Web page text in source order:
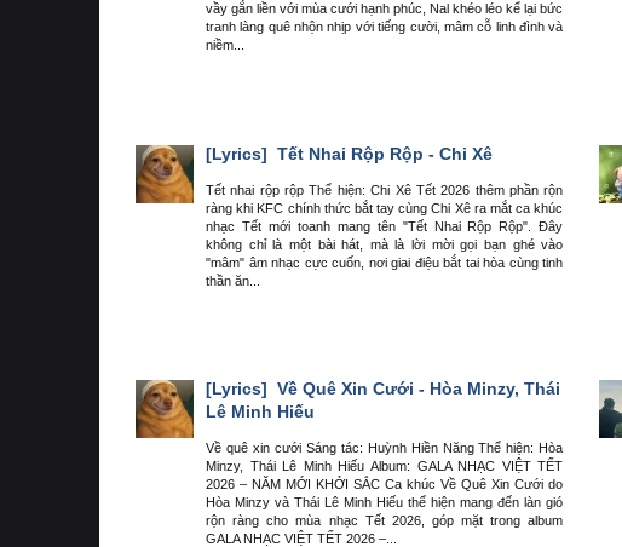
vầy gắn liền với mùa cưới hạnh phúc, Nal khéo léo kể lại bức
tranh làng quê nhộn nhịp với tiếng cười, mâm cỗ linh đình và
niềm...
[Lyrics] Tết Nhai Rộp Rộp - Chi Xê
Tết nhai rộp rộp Thể hiện: Chi Xê Tết 2026 thêm phần rộn
ràng khi KFC chính thức bắt tay cùng Chi Xê ra mắt ca khúc
nhạc Tết mới toanh mang tên "Tết Nhai Rộp Rộp". Đây
không chỉ là một bài hát, mà là lời mời gọi bạn ghé vào
"mâm" âm nhạc cực cuốn, nơi giai điệu bắt tai hòa cùng tinh
thần ăn...
[Lyrics] Về Quê Xin Cưới - Hòa Minzy, Thái
Lê Minh Hiếu
Về quê xin cưới Sáng tác: Huỳnh Hiền Năng Thể hiện: Hòa
Minzy, Thái Lê Minh Hiếu Album: GALA NHẠC VIỆT TẾT
2026 – NĂM MỚI KHỞI SẮC Ca khúc Về Quê Xin Cưới do
Hòa Minzy và Thái Lê Minh Hiếu thể hiện mang đến làn gió
rộn ràng cho mùa nhạc Tết 2026, góp mặt trong album
GALA NHẠC VIỆT TẾT 2026 –...